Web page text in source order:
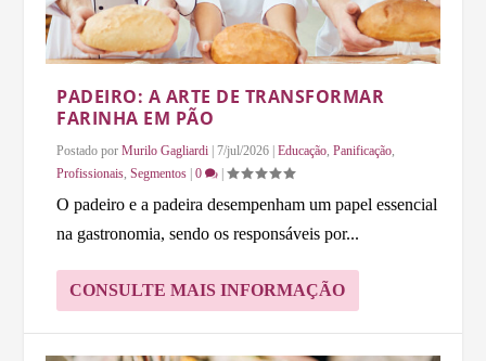
PADEIRO: A ARTE DE TRANSFORMAR
FARINHA EM PÃO
Postado porMurilo Gagliardi |7/jul/2026 |Educação ,Panificação
Profissionais ,Segmentos |0 |
O padeiro e a padeira desempenham um papel essencial
na gastronomia, sendo os responsáveis por...
CONSULTE MAIS INFORMAÇÃO